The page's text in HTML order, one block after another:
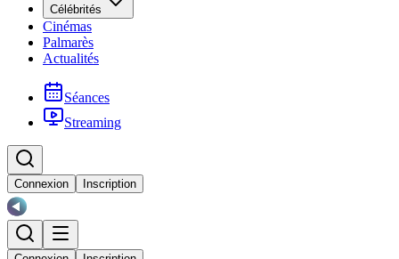
Célébrités
Cinémas
Palmarès
Actualités
Séances
Streaming
Connexion Inscription